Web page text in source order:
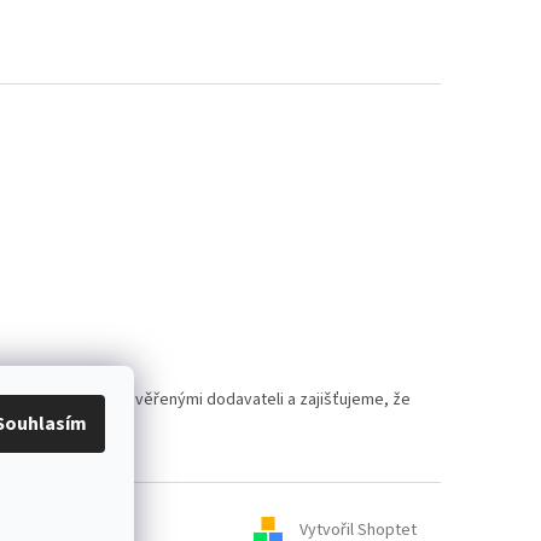
s prověřenými dodavateli a zajišťujeme, že
Vytvořil Shoptet